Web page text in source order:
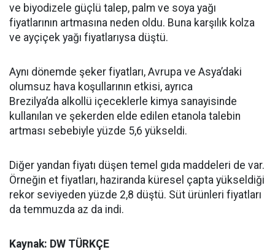
ve biyodizele güçlü talep, palm ve soya yağı
fiyatlarının artmasına neden oldu. Buna karşılık kolza
ve ayçiçek yağı fiyatlarıysa düştü.
Aynı dönemde şeker fiyatları, Avrupa ve Asya’daki
olumsuz hava koşullarının etkisi, ayrıca
Brezilya’da alkollü içeceklerle kimya sanayisinde
kullanılan ve şekerden elde edilen etanola talebin
artması sebebiyle yüzde 5,6 yükseldi.
Diğer yandan fiyatı düşen temel gıda maddeleri de var.
Örneğin et fiyatları, haziranda küresel çapta yükseldiği
rekor seviyeden yüzde 2,8 düştü. Süt ürünleri fiyatları
da temmuzda az da indi.
Kaynak: DW TÜRKÇE